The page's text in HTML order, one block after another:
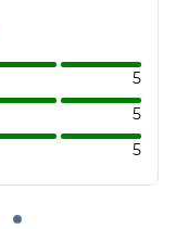
Всё
5
5
5